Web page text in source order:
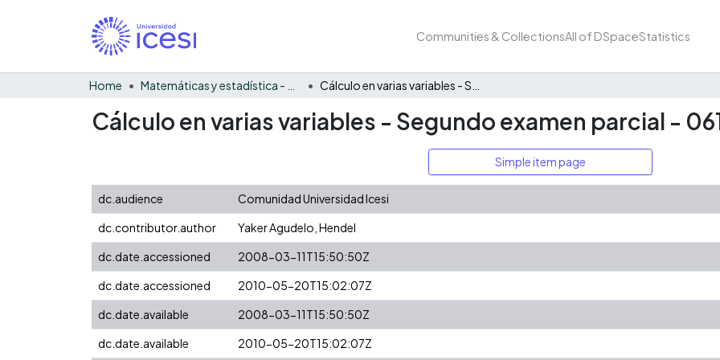
Communities & CollectionsAll of DSpaceStatistics
Home
Cálculo en varias variables - Segundo examen parcial -
Simple item page
dc.audience Comunidad Universidad Icesi
dc.contributor.author
Yaker Agudelo, Hendel
dc.date.accessioned
2008-03-11T15:50:50Z
dc.date.accessioned
2010-05-20T15:02:07Z
dc.date.available
2008-03-11T15:50:50Z
dc.date.available
2010-05-20T15:02:07Z